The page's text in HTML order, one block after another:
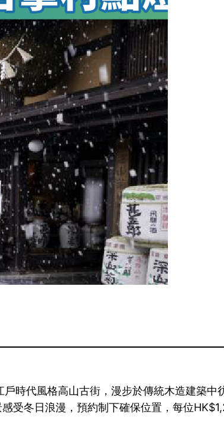
時代風格高山古街，漫步於傳統木造建築中
受冬日浪漫，預約制下確保位置，每位